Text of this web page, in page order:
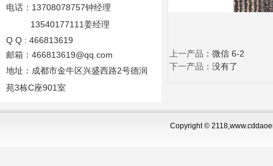
电话：13708078757钟经理
13540177111姜经理
Q Q : 466813619
邮箱：466813619@qq.com
地址：成都市金牛区兴盛西路2号德润
苑3栋C座901室
上一产品 ： 微信 6-2
下一产品 ：没有了
Copyright ©